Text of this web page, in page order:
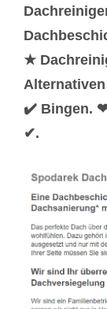
★
✔️ Bingen.
✔.